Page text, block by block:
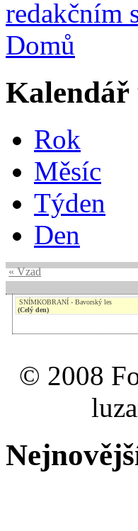
Domů
Kalendář
Rok
Měsíc
Týden
Den
« Vzad
SNÍMKOBRANÍ - Bavorský les
(Celý den)
© 2008